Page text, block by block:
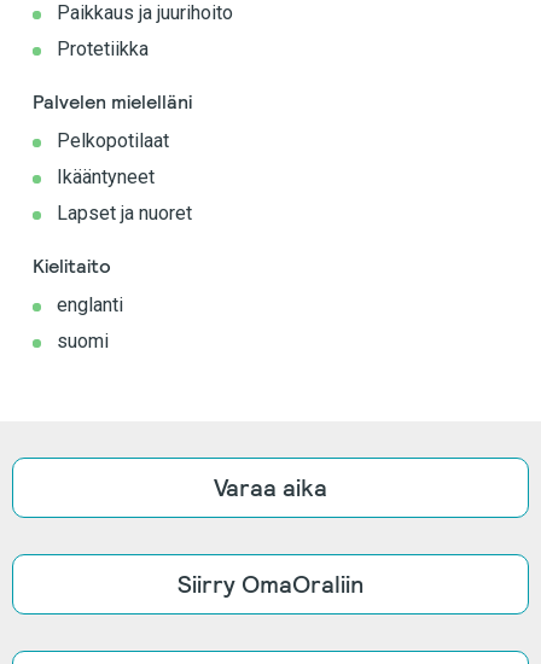
Paikkaus ja juurihoito
Protetiikka
Palvelen mielelläni
Pelkopotilaat
Ikääntyneet
Lapset ja nuoret
Kielitaito
englanti
suomi
Varaa aika
Siirry OmaOraliin